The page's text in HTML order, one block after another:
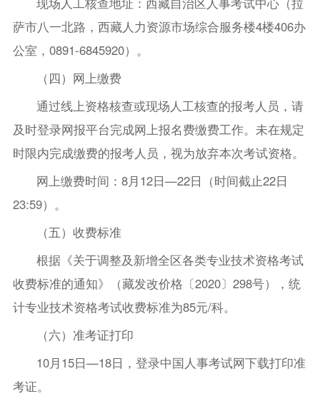
萨市八一北路，西藏人力资源市场综合服务楼4楼406办
公室，0891-6845920）。
（四）网上缴费
通过线上资格核查或现场人工核查的报考人员，请
及时登录网报平台完成网上报名费缴费工作。未在规定
时限内完成缴费的报考人员，视为放弃本次考试资格。
网上缴费时间：8月12日—22日（时间截止22日
23:59）。
（五）收费标准
根据《关于调整及新增全区各类专业技术资格考试
收费标准的通知》（藏发改价格〔2020〕298号），统
计专业技术资格考试收费标准为85元/科。
（六）准考证打印
10月15日—18日，登录中国人事考试网下载打印准
考证。